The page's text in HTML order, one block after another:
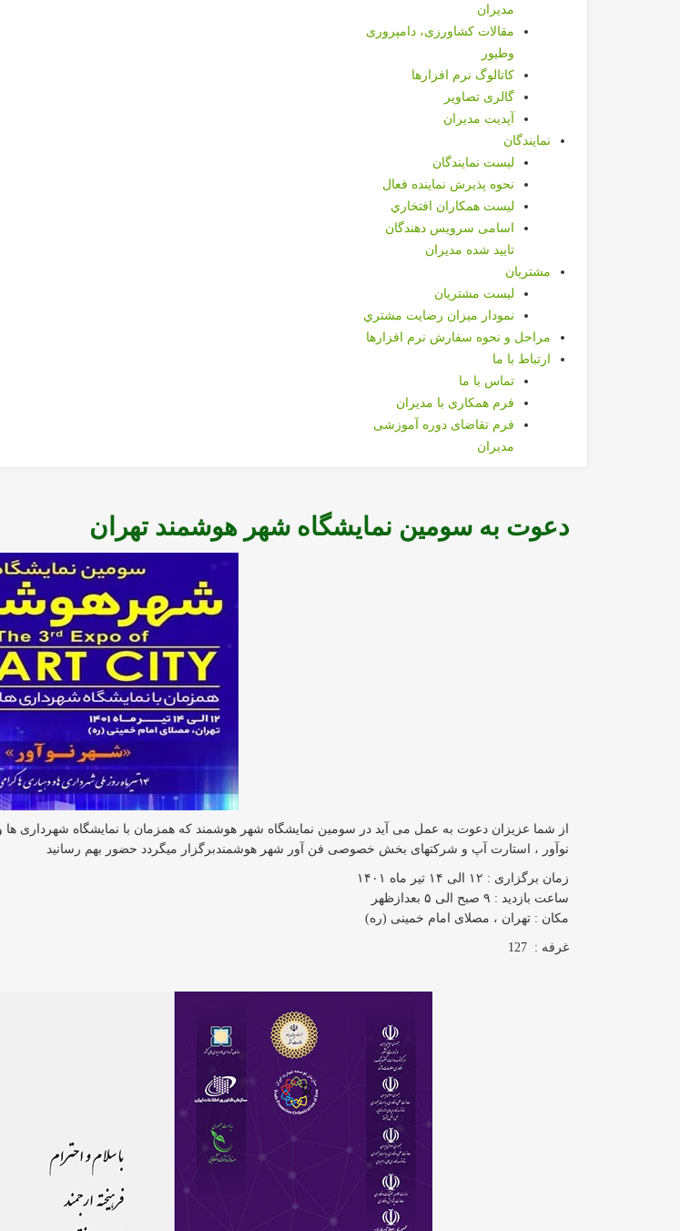
مدیران
مقالات کشاورزی، دامپروری
وطیور
کاتالوگ نرم افزارها
گالری تصاویر
آپدیت مدیران
نمايندگان
ليست نمايندگان
نحوه پذيرش نماينده فعال
ليست همكاران افتخاري
اسامی سرویس دهندگان
تایید شده مدیران
مشتريان
ليست مشتريان
نمودار ميزان رضايت مشتري
مراحل و نحوه سفارش نرم افزارها
ارتباط با ما
تماس با ما
فرم همکاری با مدیران
فرم تقاضای دوره آموزشی
مدیران
دعوت به سومین نمایشگاه شهر هوشمند تهران
از شما عزیزان دعوت به عمل می آید در سومین نمایشگاه شهر هوشمند که همزمان با نمایشگاه شهرداری
نوآور ، استارت آپ و شرکتهای بخش خصوصی فن آور شهر هوشمندبرگزار میگردد حضور بهم رسانید
زمان برگزاری : ۱۲ الی ۱۴ تیر ماه ۱۴۰۱
ساعت بازدید : ۹ صبح الی ۵ بعدازظهر
مکان : تهران ، مصلای امام خمینی (ره)
غرفه : 127